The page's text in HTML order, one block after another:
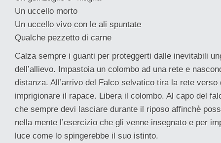
Un uccello morto
Un uccello vivo con le ali spuntate
Qualche pezzetto di carne
Calza sempre i guanti per proteggerti dalle inevitabili
dell’allievo. Impastoia un colombo ad una rete e
distanza. All’arrivo del Falco selvatico tira la rete verso
imprigionare il rapace. Libera il colombo. Al capo del
che sempre devi lasciare durante il riposo affinchè
nella mente l’esercizio che gli venne insegnato e per
luce come lo spingerebbe il suo istinto.